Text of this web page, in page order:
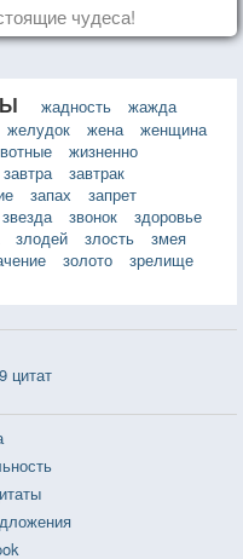
чудеса!
жадность
жажда
желудок жена
женщина
жизненно
завтра
завтрак
запах
запрет
звезда звонок
здоровье
злодей злость
змея
золото
зрелище
цитат